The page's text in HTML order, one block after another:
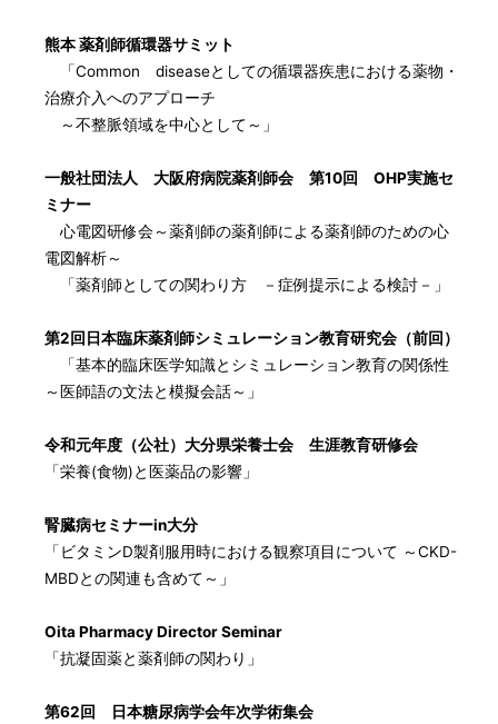
熊本 薬剤師循環器サミット
「Common diseaseとしての循環器疾患における薬物・
治療介入へのアプローチ
～不整脈領域を中心として～」
一般社団法人 大阪府病院薬剤師会 第10回 OHP実施セ
ミナー
心電図研修会～薬剤師の薬剤師による薬剤師のための心
電図解析～
「薬剤師としての関わり方 －症例提示による検討－」
第2回日本臨床薬剤師シミュレーション教育研究会（前回）
「基本的臨床医学知識とシミュレーション教育の関係性
～医師語の文法と模擬会話～」
令和元年度（公社）大分県栄養士会 生涯教育研修会
「栄養(食物)と医薬品の影響」
腎臓病セミナーin大分
「ビタミンD製剤服用時における観察項目について ～CKD-
MBDとの関連も含めて～」
Oita Pharmacy Director Seminar
「抗凝固薬と薬剤師の関わり」
第62回 日本糖尿病学会年次学術集会